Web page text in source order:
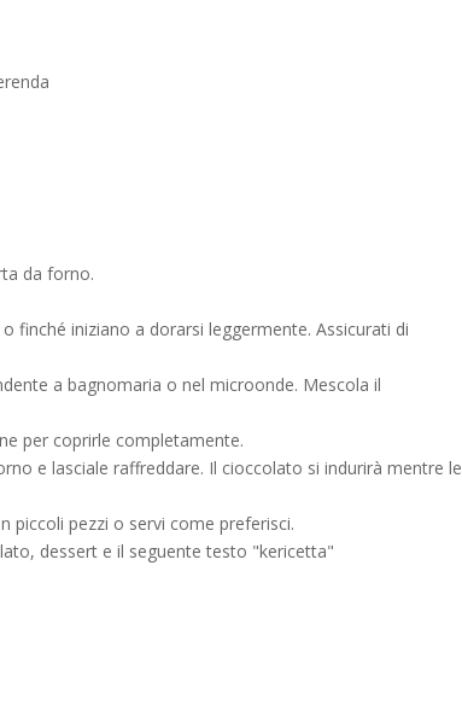
da forno.
finché iniziano a dorarsi leggermente. Assicurati di
a bagnomaria o nel microonde. Mescola il
per coprirle completamente.
e lasciale raffreddare. Il cioccolato si indurirà mentre le
piccoli pezzi o servi come preferisci.